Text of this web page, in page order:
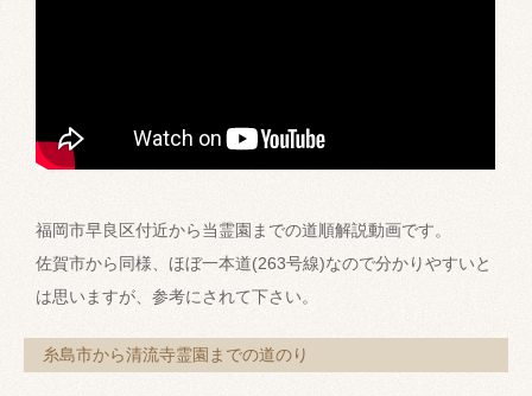
福岡市早良区付近から当霊園までの道順解説動画です。
佐賀市から同様、ほぼ一本道(263号線)なので分かりやすいと
は思いますが、参考にされて下さい。
糸島市から清流寺霊園までの道のり